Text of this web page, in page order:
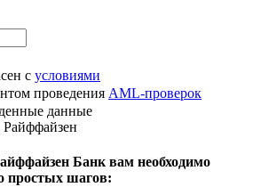
с условиями
проведения AML-проверок
данные
Банк вам необходимо
простых шагов: